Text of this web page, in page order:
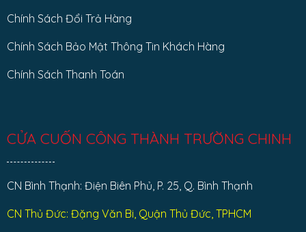
Chính Sách Đổi Trả Hàng
Chính Sách Bảo Mật Thông Tin Khách Hàng
Chính Sách Thanh Toán
CỬA CUỐN CÔNG THÀNH TRƯỜNG CHINH
CN Bình Thạnh: Điện Biên Phủ, P. 25, Q. Bình Thạnh
CN Thủ Đức: Đặng Văn Bi, Quận Thủ Đức, TPHCM